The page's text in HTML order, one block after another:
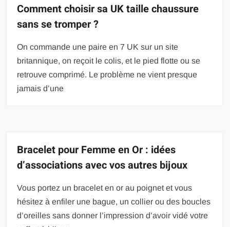
Comment choisir sa UK taille chaussure
sans se tromper ?
On commande une paire en 7 UK sur un site
britannique, on reçoit le colis, et le pied flotte ou se
retrouve comprimé. Le problème ne vient presque
jamais d’une
Bracelet pour Femme en Or : idées
d’associations avec vos autres bijoux
Vous portez un bracelet en or au poignet et vous
hésitez à enfiler une bague, un collier ou des boucles
d’oreilles sans donner l’impression d’avoir vidé votre